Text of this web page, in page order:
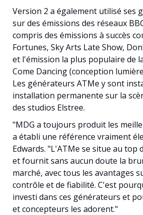
Version 2 a également utilisé ses
sur des émissions des réseaux
compris des émissions à succès
Fortunes, Sky Arts Late Show,
et l'émission la plus populaire de
Come Dancing (conception
Les générateurs ATMe y sont
installation permanente sur la
des studios Elstree.
"MDG a toujours produit les
a établi une référence vraiment
Edwards. "L'ATMe se situe au top
et fournit sans aucun doute la
marché, avec tous les avantages
contrôle et de fiabilité. C'est
investi dans ces générateurs et
et concepteurs les adorent."